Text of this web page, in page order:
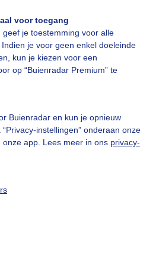
voor toegang
je toestemming voor alle
je voor geen enkel doeleinde
kun je kiezen voor een
op “Buienradar Premium” te
Buienradar en kun je opnieuw
instellingen” onderaan onze
app. Lees meer in ons privacy-
geduld aub...